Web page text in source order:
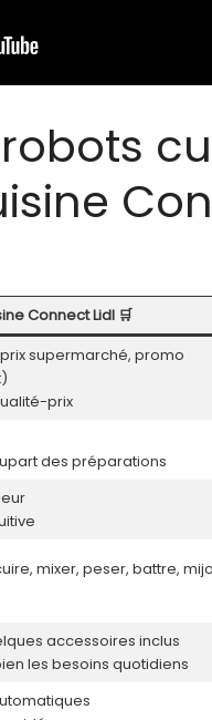
Connect Lidl 🛒
supermarché, promo
prix
des préparations
mixer, peser, battre,
accessoires inclus
les besoins quotidiens